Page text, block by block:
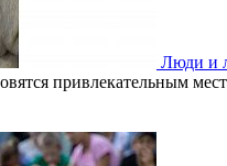
Люди и
привлекательным